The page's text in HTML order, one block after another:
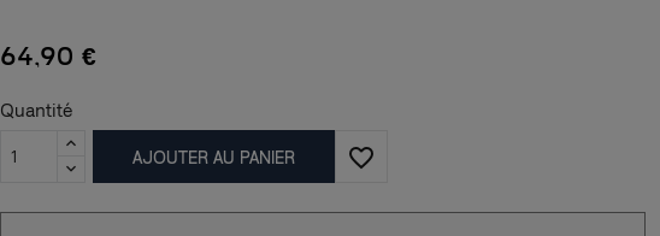
64,90 €
Quantité
AJOUTER AU PANIER favorite_border